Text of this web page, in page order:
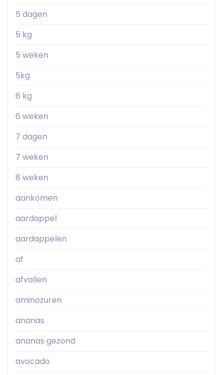
5 dagen
5 kg
5 weken
5kg
6 kg
6 weken
7 dagen
7 weken
8 weken
aankomen
aardappel
aardappelen
af
afvallen
aminozuren
ananas
ananas gezond
avocado